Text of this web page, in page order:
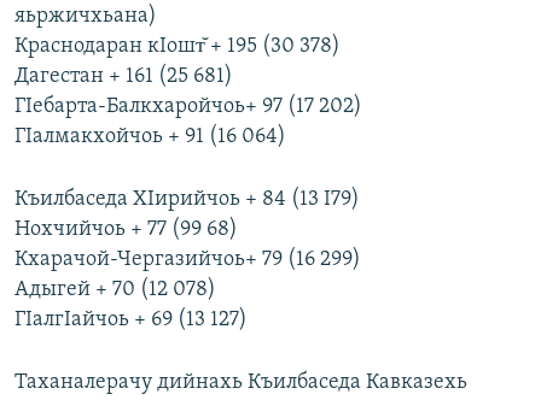
яьржичхьана)
Краснодаран кIошт̆ + 195 (30 378)
Дагестан + 161 (25 681)
ГIебарта-Балкхаройчоь+ 97 (17 202)
ГIалмакхойчоь + 91 (16 064)
Къилбаседа ХIирийчоь + 84 (13 I79)
Нохчийчоь + 77 (99 68)
Кхарачой-Чергазийчоь+ 79 (16 299)
Адыгей + 70 (12 078)
ГIалгIайчоь + 69 (13 127)
Таханалерачу дийнахь Къилбаседа Кавказехь